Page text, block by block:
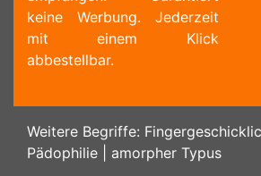
keine Werbung. Jederzeit
mit einem Klick
abbestellbar.
Weitere Begriffe:
Pädophilie
amorpher Typus